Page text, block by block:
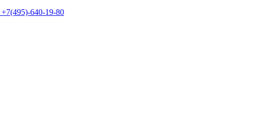
+7(495)-640-19-80